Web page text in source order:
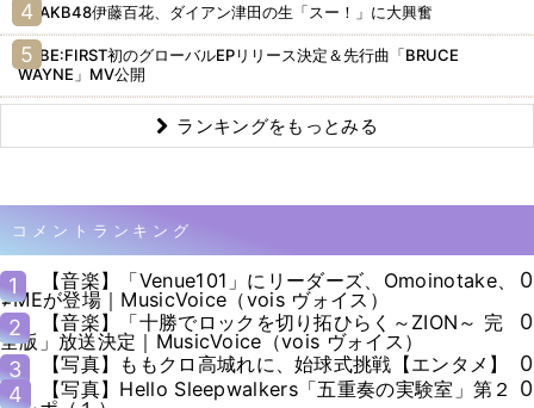
AKB48伊藤百花、ダイアン津田の生「スー！」に大興奮
BE:FIRST初のグローバルEPリリース決定＆先行曲「BRUCE
WAYNE」MV公開
ランキングをもっとみる
コメントランキング
1
【音楽】「Venue101」にリーダーズ、Omoinotake、
≠MEが登場｜MusicVoice（vois ヴォイス）
0
2
【音楽】「十勝でロックを切り拓ひらく～ZION～ 完
全版」放送決定｜MusicVoice（vois ヴォイス）
0
3
【写真】ももクロ高城れに、始球式挑戦【エンタメ】
0
4
【写真】Hello Sleepwalkers「五重奏の実験室」第２ 0